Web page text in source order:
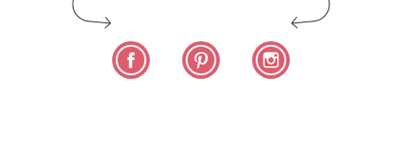
Facebook Pinterest